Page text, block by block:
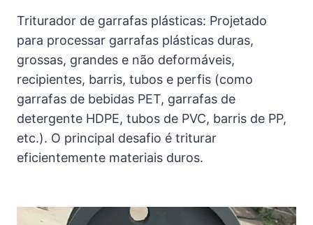
Triturador de garrafas plásticas: Projetado
para processar garrafas plásticas duras,
grossas, grandes e não deformáveis,
recipientes, barris, tubos e perfis (como
garrafas de bebidas PET, garrafas de
detergente HDPE, tubos de PVC, barris de PP,
etc.). O principal desafio é triturar
eficientemente materiais duros.